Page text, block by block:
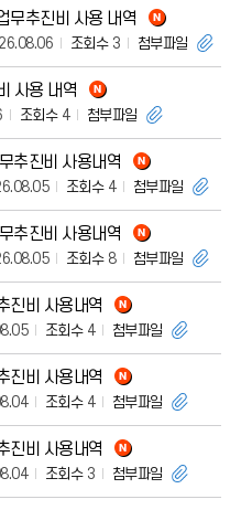
무추진비 사용 내역
조회수3 첨부파일
사용 내역
조회수4 첨부파일
추진비 사용내역
조회수4 첨부파일
추진비 사용내역
조회수8 첨부파일
진비 사용내역
조회수4 첨부파일
진비 사용내역
조회수4 첨부파일
진비 사용내역
조회수3 첨부파일